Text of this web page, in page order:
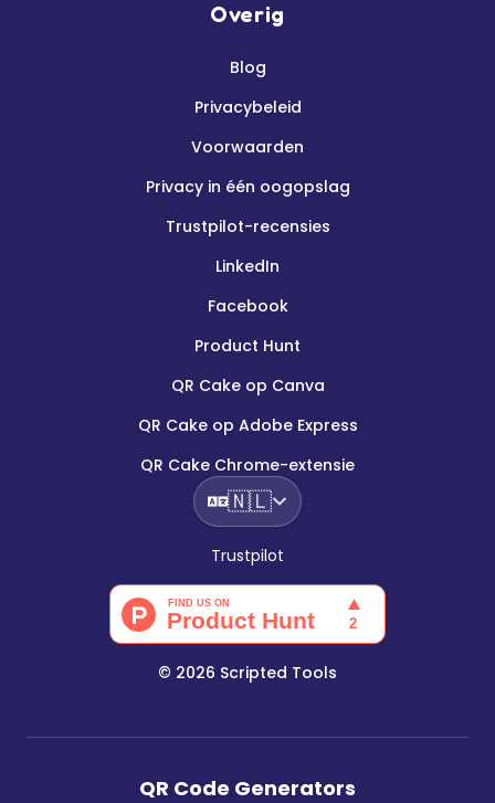
Overig
Blog
Privacybeleid
Voorwaarden
Privacy in één oogopslag
Trustpilot-recensies
LinkedIn
Facebook
Product Hunt
QR Cake op Canva
QR Cake op Adobe Express
QR Cake Chrome-extensie
🇳🇱
Trustpilot
© 2026 Scripted Tools
QR Code Generators